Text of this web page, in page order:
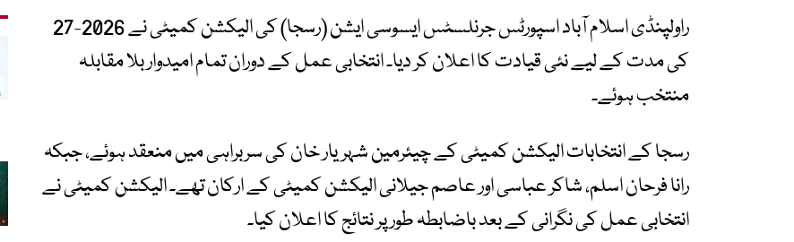
راولپنڈی اسلام آباد اسپورٹس جرنلسٹس ایسوسی ایشن (رسجا) کی الیکشن کمیٹی نے 2026-27
کی مدت کے لیے نئی قیادت کا اعلان کر دیا۔ انتخابی عمل کے دوران تمام امیدوار بلا مقابلہ
منتخب ہوئے۔
رسجا کے انتخابات الیکشن کمیٹی کے چیئرمین شہریار خان کی سربراہی میں منعقد ہوئے، جبکہ
رانا فرحان اسلم، شاکر عباسی اور عاصم جیلانی الیکشن کمیٹی کے ارکان تھے۔ الیکشن کمیٹی نے
انتخابی عمل کی نگرانی کے بعد باضابطہ طور پر نتائج کا اعلان کیا۔